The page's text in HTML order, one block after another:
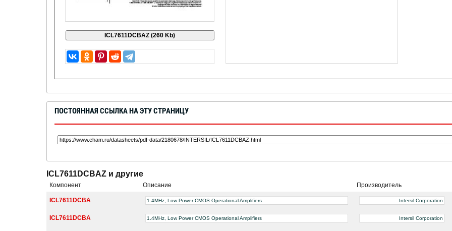
ПОСТОЯННАЯ ССЫЛКА НА ЭТУ СТРАНИЦУ
ICL7611DCBAZ и другие
Компонент Описание Производитель
ICL7611DCBA 1.4MHz, Low Power CMOS Operational Amplifiers Intersil Corporation
ICL7611DCBA 1.4MHz, Low Power CMOS Operational Amplifiers Intersil Corporation